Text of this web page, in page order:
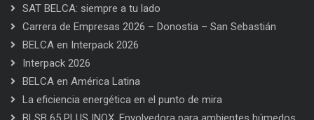
SAT BELCA: siempre a tu lado
Carrera de Empresas 2026 – Donostia – San Sebastián
BELCA en Interpack 2026
Interpack 2026
BELCA en América Latina
La eficiencia energética en el punto de mira